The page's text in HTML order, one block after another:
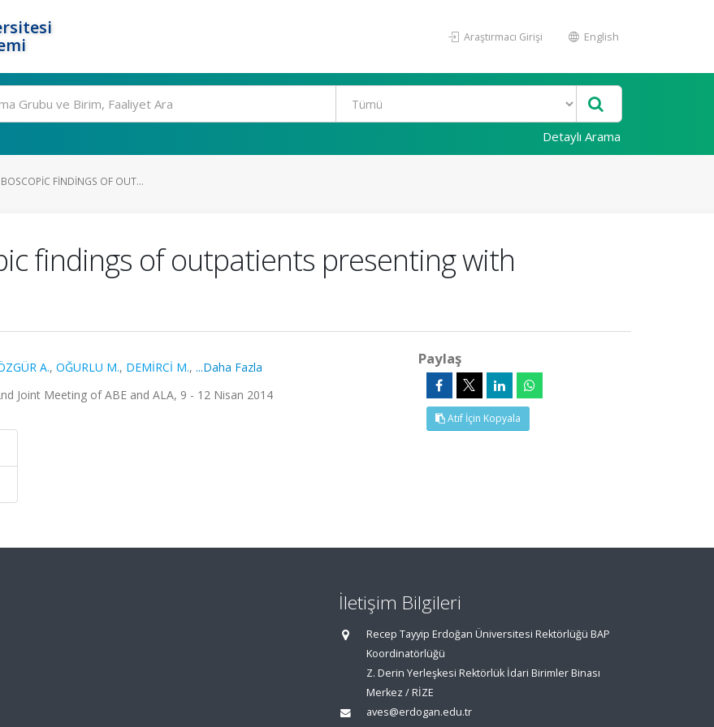
Araştırmacı Girişi English
Detaylı Arama
FINDINGS OF OUT...
findings of outpatients presenting with
A., OĞURLU M., DEMİRCİ M., ...Daha Fazla
Joint Meeting of ABE and ALA, 9 - 12 Nisan 2014
Paylaş
Atıf İçin Kopyala
İletişim Bilgileri
Recep Tayyip Erdoğan Üniversitesi Rektörlüğü BAP
Koordinatörlüğü
Z. Derin Yerleşkesi Rektörlük İdari Birimler Binası
Merkez / RİZE
aves@erdogan.edu.tr